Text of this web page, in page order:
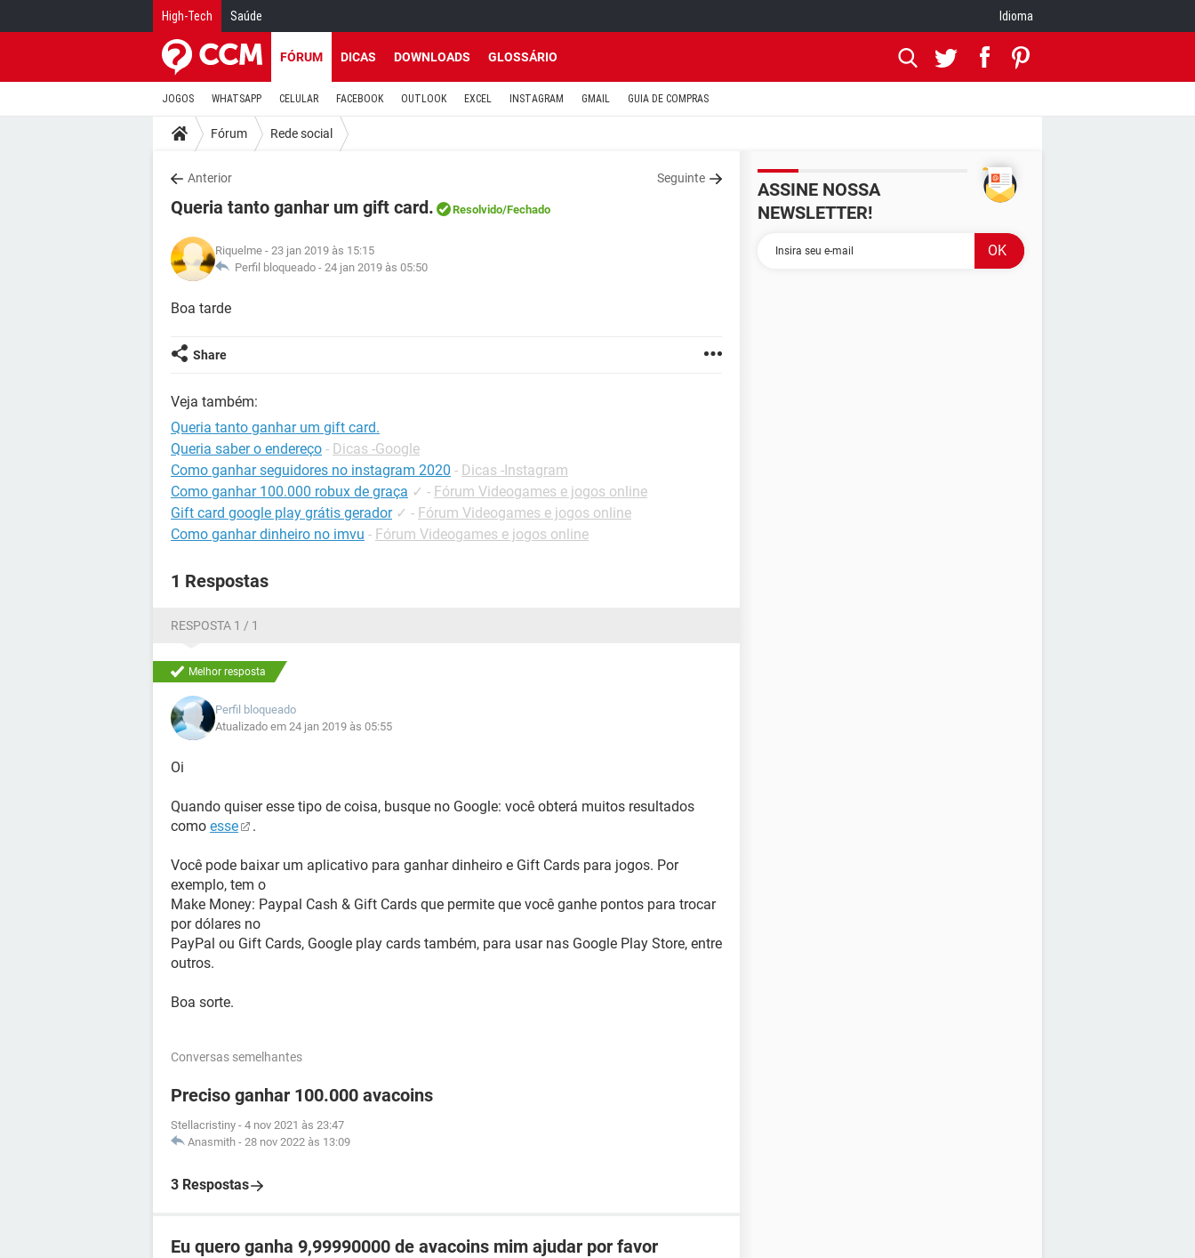
High-Tech Saúde Idioma
FÓRUM DICAS DOWNLOADS GLOSSÁRIO
JOGOS WHATSAPP CELULAR FACEBOOK OUTLOOK EXCEL INSTAGRAM GMAIL GUIA DE COMPRAS
Fórum Rede social
Anterior Seguinte
Queria tanto ganhar um gift card. Resolvido/Fechado
Riquelme - 23 jan 2019 às 15:15
Perfil bloqueado - 24 jan 2019 às 05:50
Boa tarde
Share
Veja também:
Queria tanto ganhar um gift card.
Queria saber o endereço - Dicas -Google
Como ganhar seguidores no instagram 2020 - Dicas -Instagram
Como ganhar 100.000 robux de graça ✓ - Fórum Videogames e jogos online
Gift card google play grátis gerador ✓ - Fórum Videogames e jogos online
Como ganhar dinheiro no imvu - Fórum Videogames e jogos online
1 Respostas
RESPOSTA 1 / 1
Melhor resposta
Perfil bloqueado
Atualizado em 24 jan 2019 às 05:55
Oi
Quando quiser esse tipo de coisa, busque no Google: você obterá muitos resultados
como esse .
Você pode baixar um aplicativo para ganhar dinheiro e Gift Cards para jogos. Por
exemplo, tem o
Make Money: Paypal Cash & Gift Cards que permite que você ganhe pontos para trocar
por dólares no
PayPal ou Gift Cards, Google play cards também, para usar nas Google Play Store, entre
outros.
Boa sorte.
Conversas semelhantes
Preciso ganhar 100.000 avacoins
Stellacristiny - 4 nov 2021 às 23:47
Anasmith - 28 nov 2022 às 13:09
3 Respostas
Eu quero ganha 9,99990000 de avacoins mim ajudar por favor
ASSINE NOSSA
NEWSLETTER!